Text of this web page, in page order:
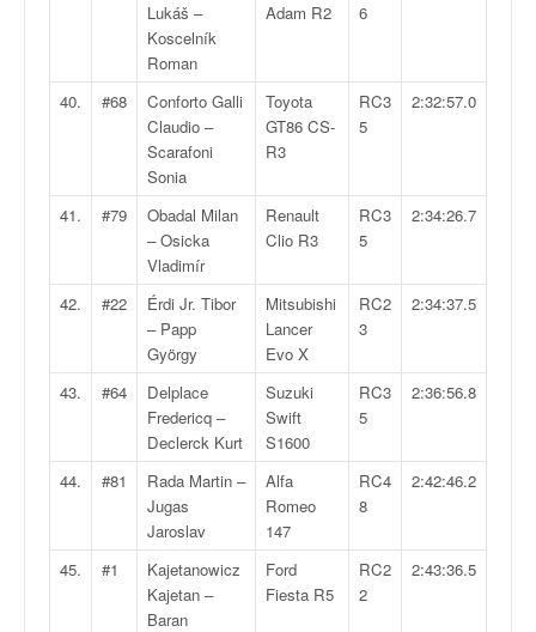
Lukáš –
Koscelník
Roman
Adam R2
6
40. #68
Conforto Galli
Claudio –
Scarafoni
Sonia
Toyota
GT86 CS-
R3
RC3
5
2:32:57.0
41. #79
Obadal Milan
– Osicka
Vladimír
Renault
Clio R3
RC3
5
2:34:26.7
42. #22
Érdi Jr. Tibor
– Papp
György
Mitsubishi
Lancer
Evo X
RC2
3
2:34:37.5
43. #64
Delplace
Fredericq –
Declerck Kurt
Suzuki
Swift
S1600
RC3
5
2:36:56.8
44. #81
Rada Martin –
Jugas
Jaroslav
Alfa
Romeo
147
RC4
8
2:42:46.2
45. #1
Kajetanowicz
Kajetan –
Baran
Ford
Fiesta R5
RC2
2
2:43:36.5